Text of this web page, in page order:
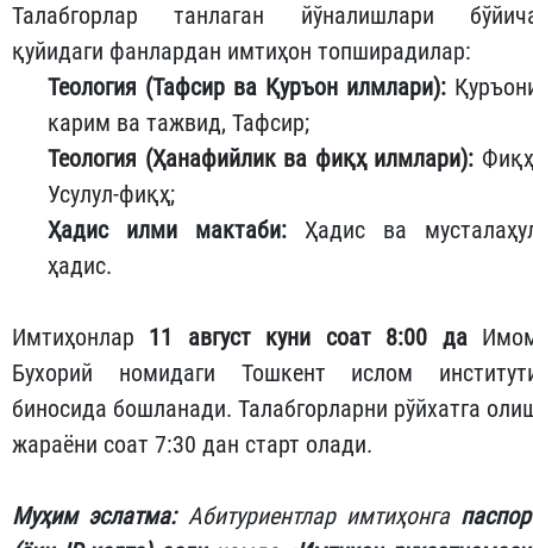
Талабгорлар танлаган йўналишлари
қуйидаги фанлардан имтиҳон топширадилар:
Теология (Тафсир ва Қуръон илмлари):
карим ва тажвид, Тафсир;
Теология (Ҳанафийлик ва фиқҳ илмлари):
Усулул-фиқҳ;
Ҳадис илми мактаби: Ҳадис ва
ҳадис.
Имтиҳонлар 11 август куни соат 8:00 да
Бухорий номидаги Тошкент ислом
биносида бошланади. Талабгорларни рўйхатга
жараёни соат 7:30 дан старт олади.
Муҳим эслатма:Абитуриентлар имтиҳонга